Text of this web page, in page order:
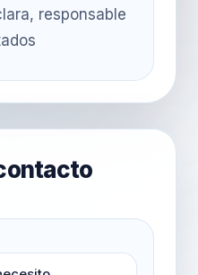
responsable